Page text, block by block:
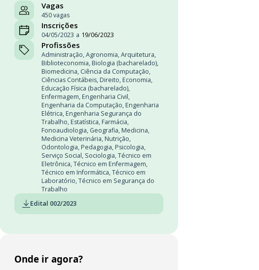
Vagas
450 vagas
Inscrições
04/05/2023 a 19/06/2023
Profissões
Administração,Agronomia,Arquitetura,
Biblioteconomia, Biologia (bacharelado),
Biomedicina, Ciência da Computação,
Ciências Contábeis, Direito, Economia,
Educação Física (bacharelado),
Enfermagem, Engenharia Civil,
Engenharia da Computação, Engenharia
Elétrica, Engenharia Segurança do
Trabalho, Estatística, Farmácia,
Fonoaudiologia, Geografia, Medicina,
Medicina Veterinária, Nutrição,
Odontologia, Pedagogia, Psicologia,
Serviço Social, Sociologia,Técnico em
Eletrônica,Técnico em Enfermagem,
Técnico em Informática,Técnico em
Laboratório,Técnico em Segurança do
Trabalho
Edital 002/2023
Onde ir agora?